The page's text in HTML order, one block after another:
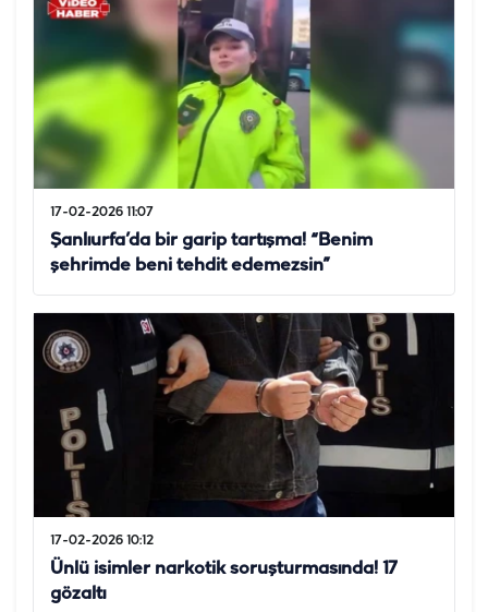
17-02-2026 11:07
Şanlıurfa’da bir garip tartışma! “Benim
şehrimde beni tehdit edemezsin”
17-02-2026 10:12
Ünlü isimler narkotik soruşturmasında! 17
gözaltı